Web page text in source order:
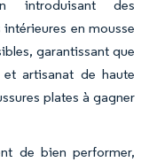
introduisant des
en mousse
garantissant que
artisanat de haute
plates à gagner
de bien performer,